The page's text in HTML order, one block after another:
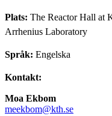
Plats: The Reactor Hall at
Arrhenius Laboratory
Språk: Engelska
Kontakt:
Moa Ekbom
meekbom@kth.se